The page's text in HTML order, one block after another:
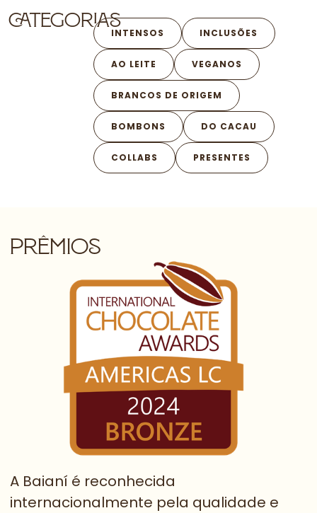
Categorias
INTENSOS INCLUSÕES
AO LEITE VEGANOS
BRANCOS DE ORIGEM
BOMBONS DO CACAU
COLLABS PRESENTES
prêmios
A Baianí é reconhecida
internacionalmente pela qualidade e